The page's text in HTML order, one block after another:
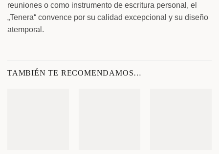
reuniones o como instrumento de escritura personal, el
„Tenera“ convence por su calidad excepcional y su diseño
atemporal.
TAMBIÉN TE RECOMENDAMOS…